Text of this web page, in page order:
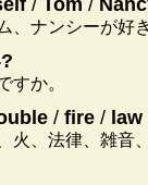
、ナンシーが好
すか。
/ fire / law
火、法律、雑音